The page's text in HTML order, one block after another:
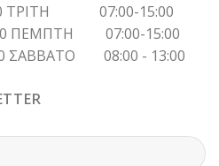
ΤΡΙΤΗ 07:00-15:00
ΠΕΜΠΤΗ 07:00-15:00
ΣΑΒΒΑΤΟ 08:00 - 13:00